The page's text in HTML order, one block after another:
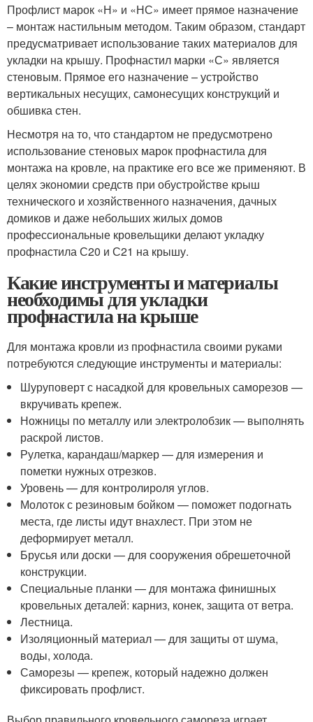
Профлист марок «Н» и «НС» имеет прямое назначение
– монтаж настильным методом. Таким образом, стандарт
предусматривает использование таких материалов для
укладки на крышу. Профнастил марки «С» является
стеновым. Прямое его назначение – устройство
вертикальных несущих, самонесущих конструкций и
обшивка стен.
Несмотря на то, что стандартом не предусмотрено
использование стеновых марок профнастила для
монтажа на кровле, на практике его все же применяют. В
целях экономии средств при обустройстве крыш
технического и хозяйственного назначения, дачных
домиков и даже небольших жилых домов
профессиональные кровельщики делают укладку
профнастила С20 и С21 на крышу.
Какие инструменты и материалы
необходимы для укладки
профнастила на крыше
Для монтажа кровли из профнастила своими руками
потребуются следующие инструменты и материалы:
Шуруповерт с насадкой для кровельных саморезов —
вкручивать крепеж.
Ножницы по металлу или электролобзик — выполнять
раскрой листов.
Рулетка, карандаш/маркер — для измерения и
пометки нужных отрезков.
Уровень — для контролироля углов.
Молоток с резиновым бойком — поможет подогнать
места, где листы идут внахлест. При этом не
деформирует металл.
Брусья или доски — для сооружения обрешеточной
конструкции.
Специальные планки — для монтажа финишных
кровельных деталей: карниз, конек, защита от ветра.
Лестница.
Изоляционный материал — для защиты от шума,
воды, холода.
Саморезы — крепеж, который надежно должен
фиксировать профлист.